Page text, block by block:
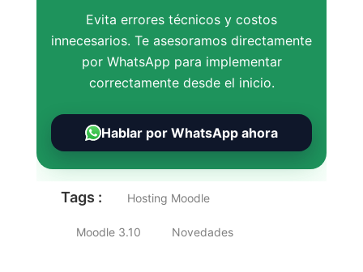
Evita errores técnicos y costos
innecesarios. Te asesoramos directamente
por WhatsApp para implementar
correctamente desde el inicio.
Hablar por WhatsApp ahora
Tags : Hosting Moodle
Moodle 3.10 Novedades